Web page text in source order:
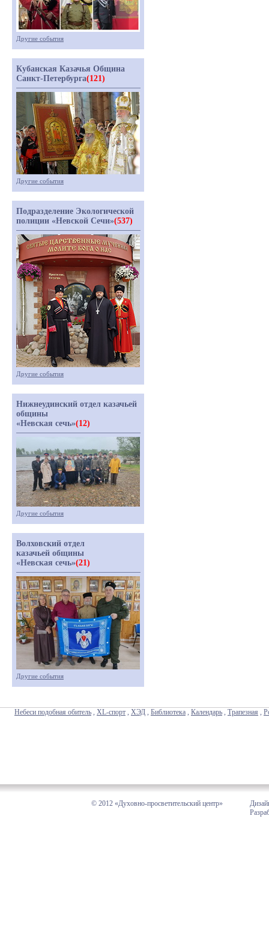
Другие события
Кубанская Казачья Община
Санкт-Петербурга(121)
Другие события
Подразделение Экологической
полиции «Невской Сечи»(537)
Другие события
Нижнеудинский отдел казачьей
общины
«Невская сечь»(12)
Другие события
Волховский отдел
казачьей общины
«Невская сечь»(21)
Другие события
Небеси подобная обитель , XL-спорт , ХЭД , Библиотека , Календарь , Трапезная ,
© 2012 «Духовно-просветительский центр»